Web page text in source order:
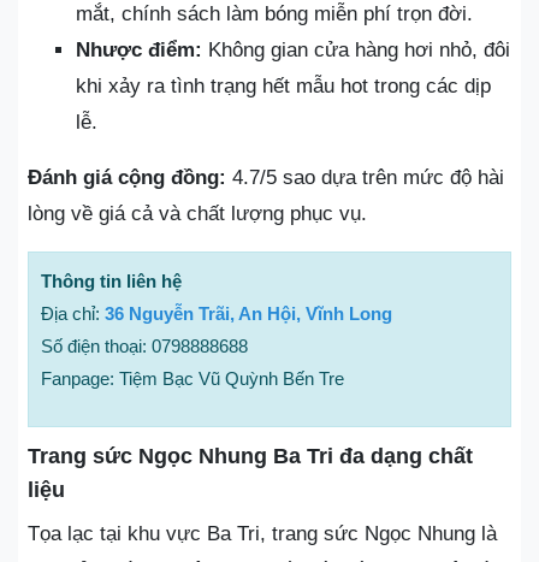
mắt, chính sách làm bóng miễn phí trọn đời.
Nhược điểm: Không gian cửa hàng hơi nhỏ, đôi
khi xảy ra tình trạng hết mẫu hot trong các dịp
lễ.
Đánh giá cộng đồng: 4.7/5 sao dựa trên mức độ hài
lòng về giá cả và chất lượng phục vụ.
Thông tin liên hệ
Địa chỉ: 36 Nguyễn Trãi, An Hội, Vĩnh Long
Số điện thoại: 0798888688
Fanpage: Tiệm Bạc Vũ Quỳnh Bến Tre
Trang sức Ngọc Nhung Ba Tri đa dạng chất
liệu
Tọa lạc tại khu vực Ba Tri, trang sức Ngọc Nhung là